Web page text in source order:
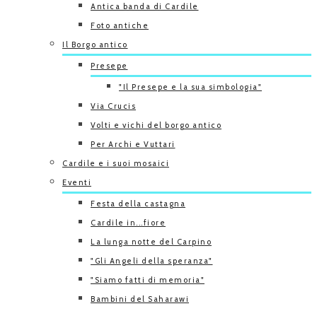
Antica banda di Cardile
Foto antiche
Il Borgo antico
Presepe
"Il Presepe e la sua simbologia"
Via Crucis
Volti e vichi del borgo antico
Per Archi e Vuttari
Cardile e i suoi mosaici
Eventi
Festa della castagna
Cardile in...fiore
La lunga notte del Carpino
"Gli Angeli della speranza"
"Siamo fatti di memoria"
Bambini del Saharawi